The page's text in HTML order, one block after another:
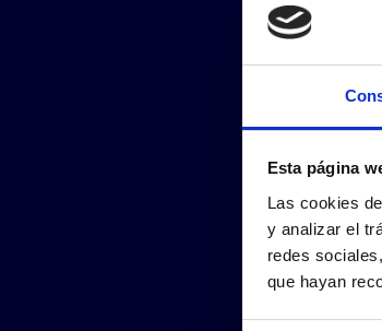
Esta página
Las cookies
y analizar el
redes
que hayan